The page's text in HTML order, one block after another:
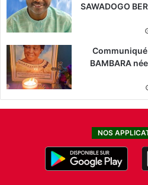
SAWADOGO
BAMBARA
NOS